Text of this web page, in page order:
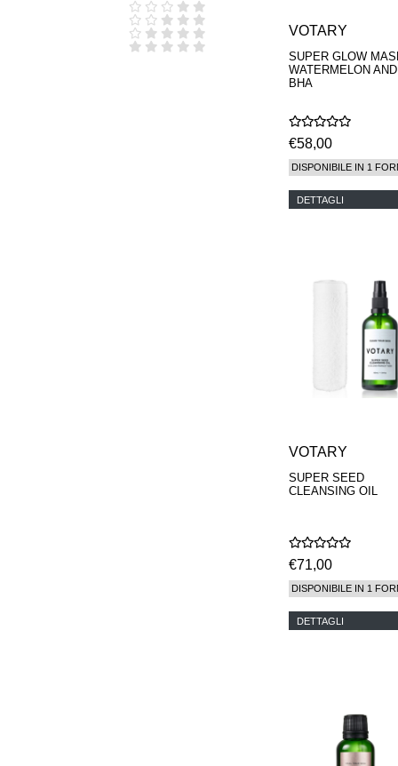
VOTARY
SUPER GLOW
WATERMELON AND
BHA
€58,00
DISPONIBILE IN 1
DETTAGLI
VOTARY
SUPER SEED
CLEANSING OIL
€71,00
DISPONIBILE IN 1
DETTAGLI